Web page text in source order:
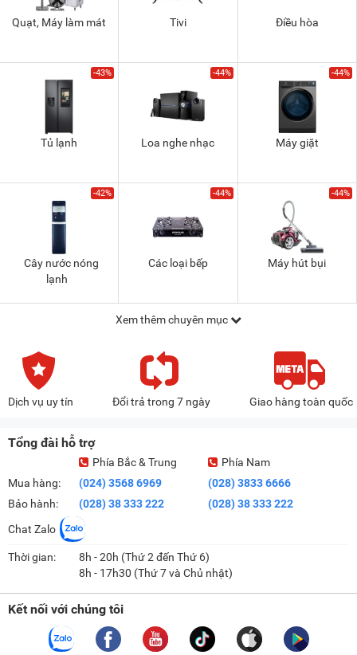
Quạt, Máy làm mát Tivi Điều hòa
-43%
Tủ lạnh
-44%
Loa nghe nhạc
-44%
Máy giặt
-42%
Cây nước nóng
lạnh
-44%
Các loại bếp
-44%
Máy hút bụi
Xem thêm chuyên mục
Dịch vụ uy tín Đổi trả trong 7 ngày Giao hàng toàn quốc
Tổng đài hỗ trợ
Mua hàng:
Bảo hành:
Phía Bắc & Trung
(024) 3568 6969
(028) 38 333 222
Phía Nam
(028) 3833 6666
(028) 38 333 222
Chat Zalo
Thời gian:
8h - 20h (Thứ 2 đến Thứ 6)
8h - 17h30 (Thứ 7 và Chủ nhật)
Kết nối với chúng tôi